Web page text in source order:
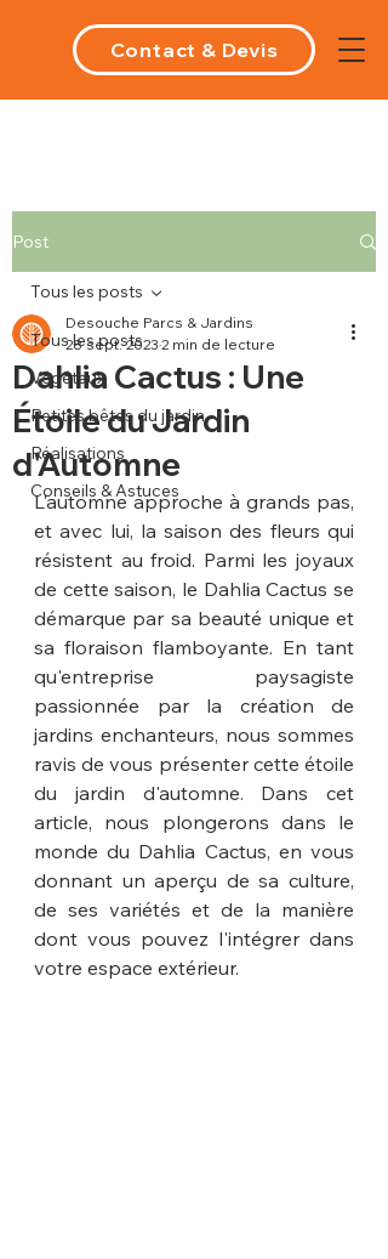
Contact & Devis
Post
Tous les posts
Végétaux
Petites bêtes du jardin
Réalisations
Conseils & Astuces
Tous les posts
Dahlia Cactus : Une
Étoile du Jardin
d'Automne
Desouche Parcs & Jardins
28 sept. 2023 2 min de lecture
L'automne approche à grands pas,
et avec lui, la saison des fleurs qui
résistent au froid. Parmi les joyaux
de cette saison, le Dahlia Cactus se
démarque par sa beauté unique et
sa floraison flamboyante. En tant
qu'entreprise paysagiste
passionnée par la création de
jardins enchanteurs, nous sommes
ravis de vous présenter cette étoile
du jardin d'automne. Dans cet
article, nous plongerons dans le
monde du Dahlia Cactus, en vous
donnant un aperçu de sa culture,
de ses variétés et de la manière
dont vous pouvez l'intégrer dans
votre espace extérieur.